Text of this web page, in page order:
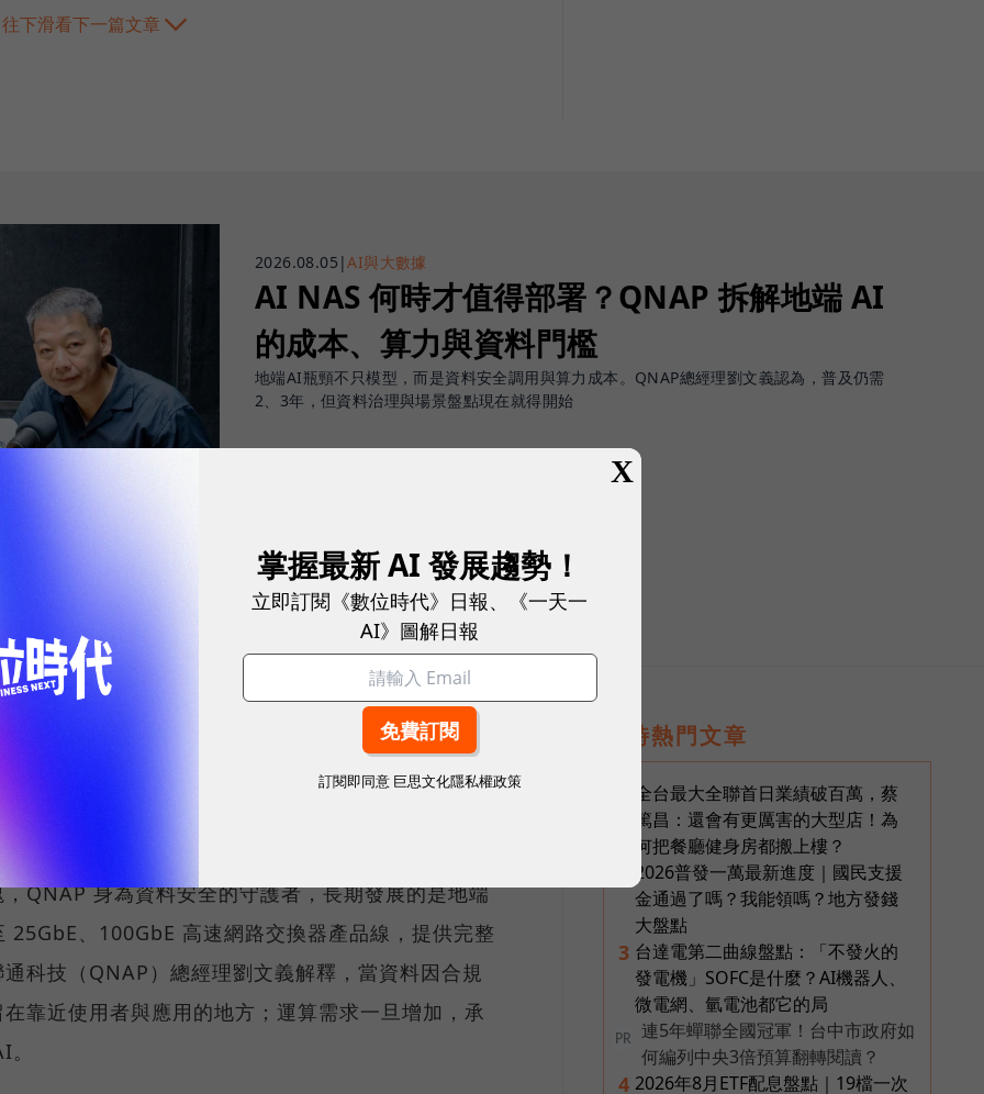
往下滑看下一篇文章
2026.08.05 |AI與大數據
AI NAS 何時才值得部署？QNAP 拆解地端 AI
的成本、算力與資料門檻
地端AI瓶頸不只模型，而是資料安全調用與算力成本。QNAP總經理劉文義認為，普及仍需
2、3年，但資料治理與場景盤點現在就得開始
威聯通科技股份有限公司
得靠近：AI 先改寫儲存架構
QNAP 身為資料安全的守護者，長期發展的是地端
25GbE、100GbE 高速網路交換器產品線，提供完整
科技（QNAP）總經理劉文義解釋，當資料因合規
靠近使用者與應用的地方；運算需求一旦增加，承
即時熱門文章
全台最大全聯首日業績破百萬，蔡
篤昌：還會有更厲害的大型店！為
何把餐廳健身房都搬上樓？
2026普發一萬最新進度｜國民支援
金通過了嗎？我能領嗎？地方發錢
大盤點
3 台達電第二曲線盤點：「不發火的
發電機」SOFC是什麼？AI機器人、
微電網、氫電池都它的局
PR
連5年蟬聯全國冠軍！台中市政府如
何編列中央3倍預算翻轉閱讀？
4 2026年8月ETF配息盤點｜19檔一次
X
掌握最新 AI 發展趨勢！
立即訂閱《數位時代》日報、《一天一
AI》圖解日報
訂閱即同意 巨思文化隱私權政策